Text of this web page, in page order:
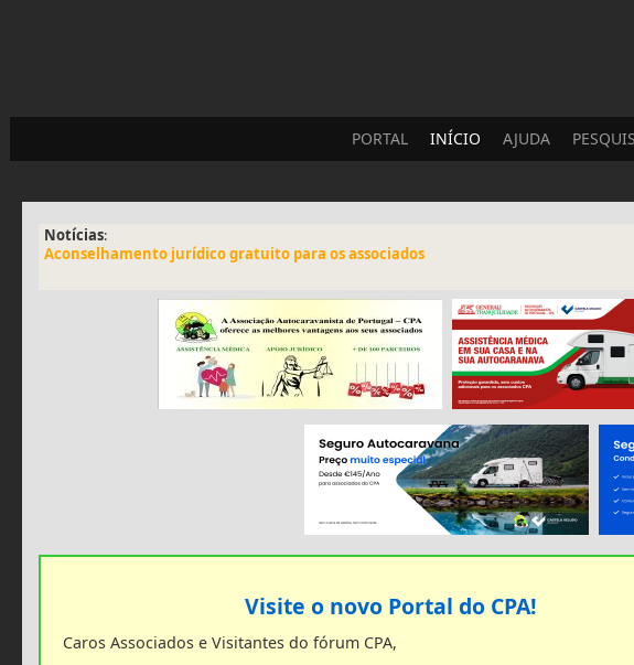
PORTAL INÍCIO AJUDA
Notícias:
Aconselhamento jurídico gratuito para os associados
Visite o novo Portal do CPA!
Caros Associados e Visitantes do fórum CPA,